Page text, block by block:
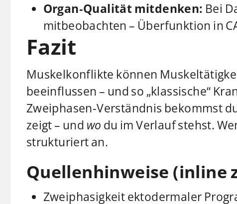
Organ‑Qualität mitdenken: Bei
mitbeobachten – Überfunktion in
Fazit
Muskelkonflikte können
beeinflussen – und so „klassische“
Zweiphasen‑Verständnis bekommst
zeigt – und wo du im Verlauf stehst.
strukturiert an.
Quellenhinweise (inline
Zweiphasigkeit ektodermaler